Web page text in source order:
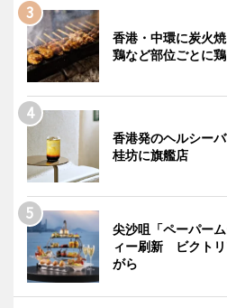
香港・中環に炭火
鶏など部位ごとに
香港発のヘルシー
桂坊に旗艦店
尖沙咀「ペーパー
ィー刷新 ビクトリ
がら